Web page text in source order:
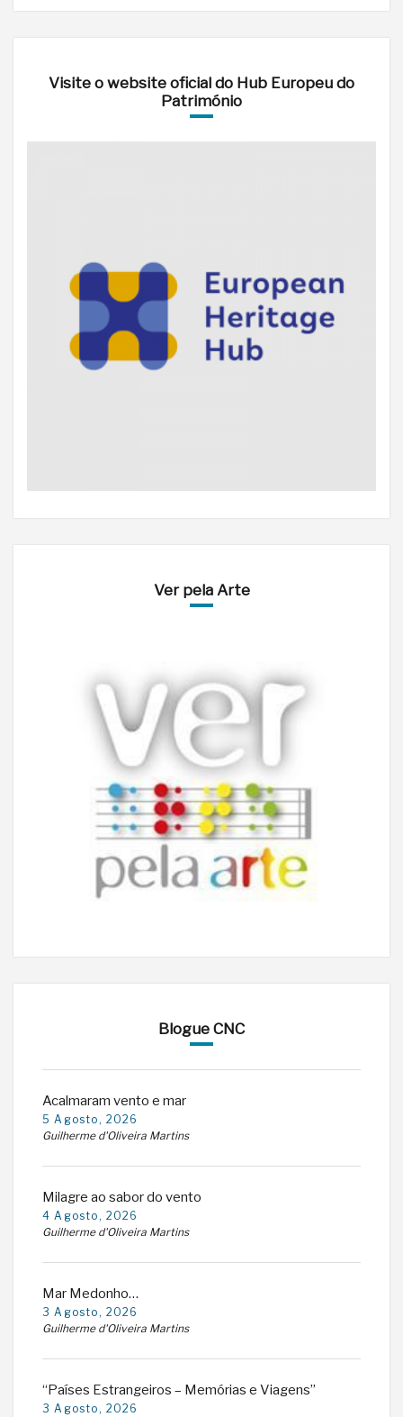
Visite o website oficial do Hub Europeu do
Património
Ver pela Arte
Blogue CNC
Acalmaram vento e mar
5 Agosto, 2026
Guilherme d'Oliveira Martins
Milagre ao sabor do vento
4 Agosto, 2026
Guilherme d'Oliveira Martins
Mar Medonho…
3 Agosto, 2026
Guilherme d'Oliveira Martins
“Países Estrangeiros – Memórias e Viagens”
3 Agosto, 2026